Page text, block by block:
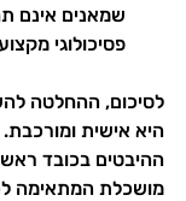
שמאנים אינם
פסיכולוגי
לסיכום, ההחלטה
היא אישית
ההיבטים בכובד
מושכלת המתאימה